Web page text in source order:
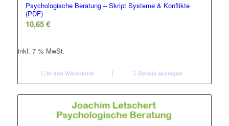
Psychologische Beratung – Skript Systeme & Konflikte
(PDF)
10,65€
inkl. 7 % MwSt.
In den Warenkorb Details anzeigen